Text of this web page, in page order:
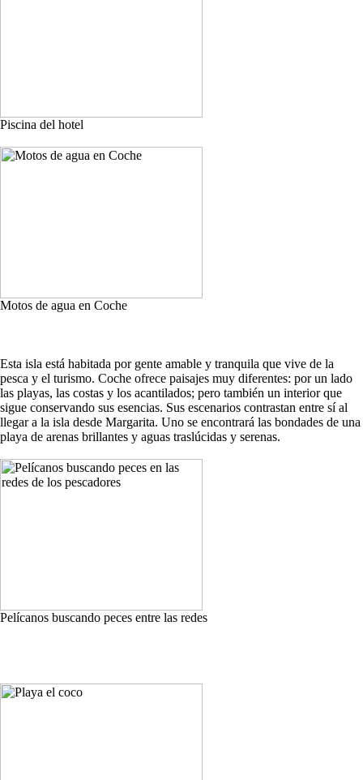
Piscina del hotel
Motos de agua en Coche
Esta isla está habitada por gente amable y tranquila que vive de la
pesca y el turismo. Coche ofrece paisajes muy diferentes: por un lado
las playas, las costas y los acantilados; pero también un interior que
sigue conservando sus esencias. Sus escenarios contrastan entre sí al
llegar a la isla desde Margarita. Uno se encontrará las bondades de una
playa de arenas brillantes y aguas traslúcidas y serenas.
Pelícanos buscando peces entre las redes